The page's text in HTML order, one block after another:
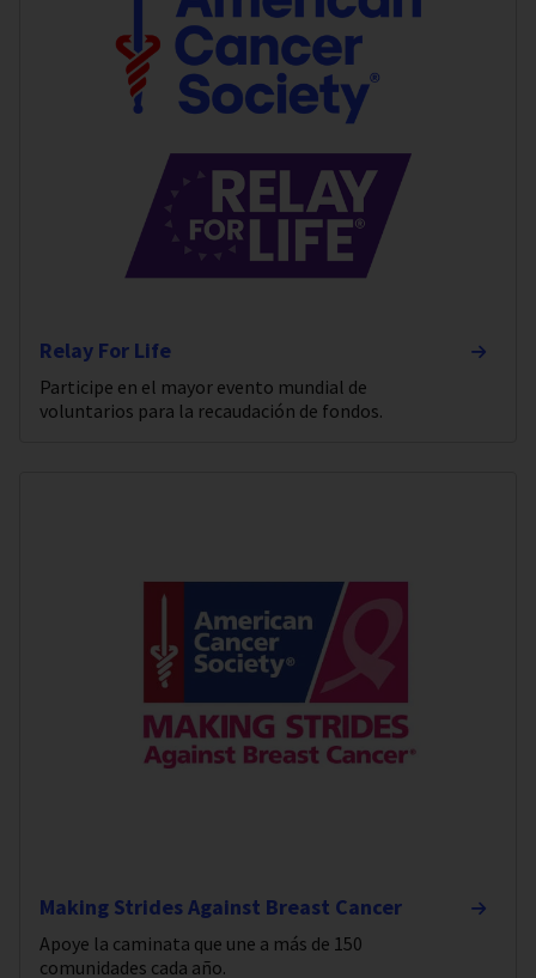
Relay For Life
Participe en el mayor evento mundial de
voluntarios para la recaudación de fondos.
Making Strides Against Breast Cancer
Apoye la caminata que une a más de 150
comunidades cada año.